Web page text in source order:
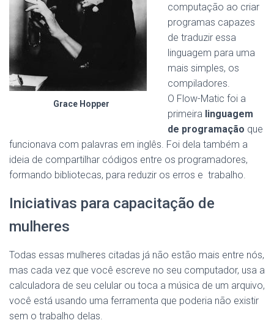
Grace Hopper
computação ao criar
programas capazes
de traduzir essa
linguagem para uma
mais simples, os
compiladores.
O Flow-Matic foi a
primeira linguagem
de programação que
funcionava com palavras em inglês. Foi dela também a
ideia de compartilhar códigos entre os programadores,
formando bibliotecas, para reduzir os erros e trabalho.
Iniciativas para capacitação de
mulheres
Todas essas mulheres citadas já não estão mais entre nós,
mas cada vez que você escreve no seu computador, usa a
calculadora de seu celular ou toca a música de um arquivo,
você está usando uma ferramenta que poderia não existir
sem o trabalho delas.